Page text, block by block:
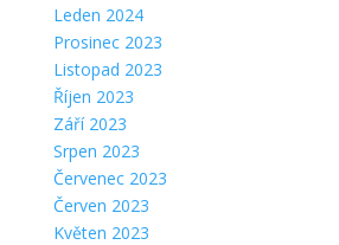
Leden 2024
Prosinec 2023
Listopad 2023
Říjen 2023
Září 2023
Srpen 2023
Červenec 2023
Červen 2023
Květen 2023